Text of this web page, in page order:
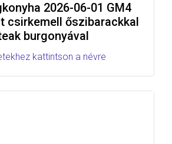
2026-06-01 GM4
csirkemell őszibarackkal
burgonyával
kattintson a névre